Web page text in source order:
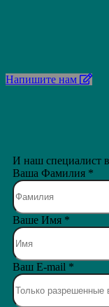
Напишите нам
И наш специалист
Ваша Фамилия *
Ваше Имя *
Ваш E-mail *